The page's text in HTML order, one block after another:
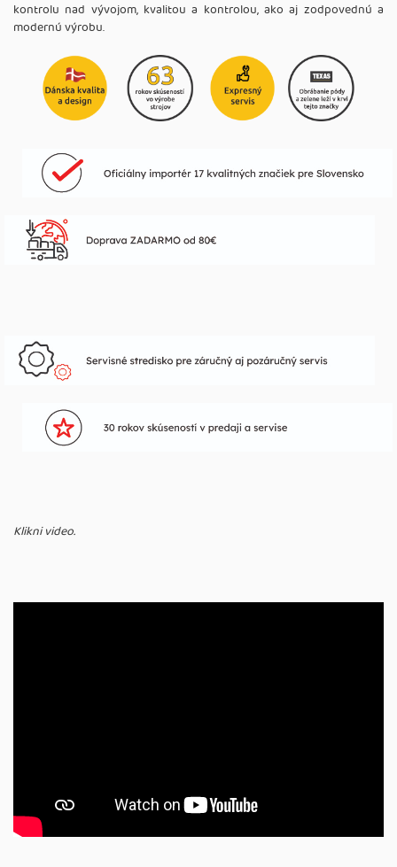
kontrolu nad vývojom, kvalitou a kontrolou, ako aj zodpovednú a
modernú výrobu.
Klikni video.